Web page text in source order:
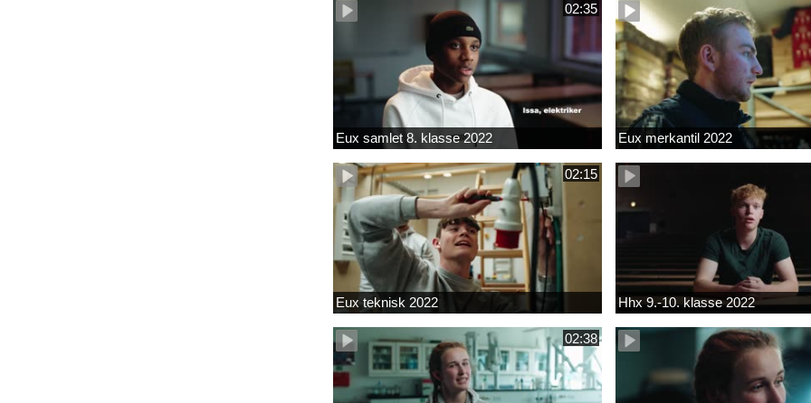
02:35
Eux samlet 8. klasse 2022 Eux merkantil 2022
02:15
Eux teknisk 2022 Hhx 9.-10. klasse 2022
02:38